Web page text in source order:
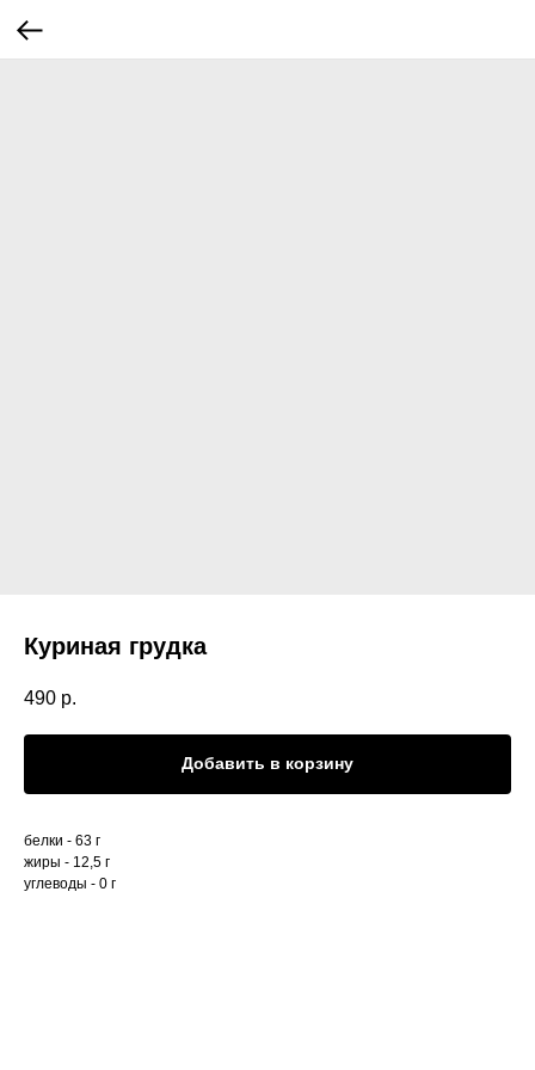
Куриная грудка
490 р.
Добавить в корзину
белки - 63 г
жиры - 12,5 г
углеводы - 0 г